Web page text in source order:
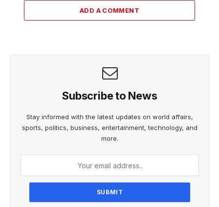
ADD A COMMENT
Subscribe to News
Stay informed with the latest updates on world affairs,
sports, politics, business, entertainment, technology, and
more.